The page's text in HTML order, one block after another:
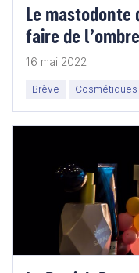
Le mastodonte
faire de
16 mai 2022
Brève Cosmétiques